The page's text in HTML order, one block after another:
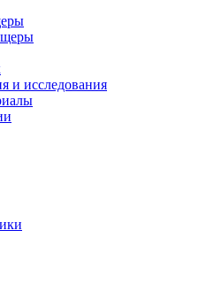
и исследования